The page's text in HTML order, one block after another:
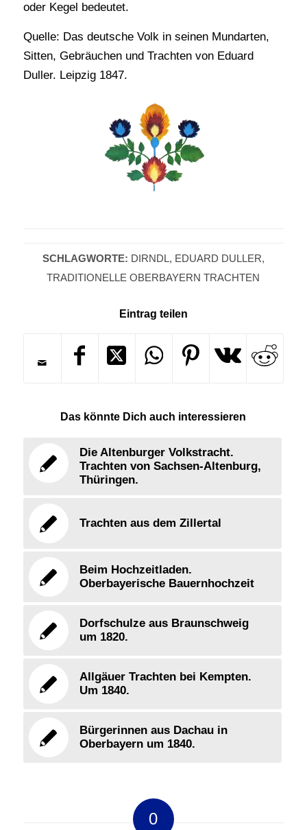
oder Kegel bedeutet.
Quelle: Das deutsche Volk in seinen Mundarten,
Sitten, Gebräuchen und Trachten von Eduard
Duller. Leipzig 1847.
SCHLAGWORTE: DIRNDL, EDUARD DULLER,
TRADITIONELLE OBERBAYERN TRACHTEN
Eintrag teilen
Das könnte Dich auch interessieren
Die Altenburger Volkstracht.
Trachten von Sachsen-Altenburg,
Thüringen.
Trachten aus dem Zillertal
Beim Hochzeitladen.
Oberbayerische Bauernhochzeit
Dorfschulze aus Braunschweig
um 1820.
Allgäuer Trachten bei Kempten.
Um 1840.
Bürgerinnen aus Dachau in
Oberbayern um 1840.
0